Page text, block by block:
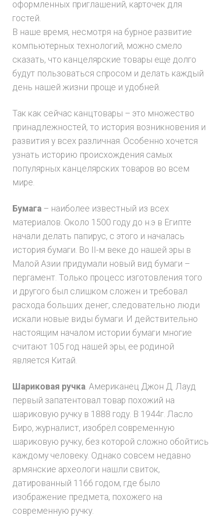
оформленных приглашений, карточек для
гостей.
В наше время, несмотря на бурное развитие
компьютерных технологий, можно смело
сказать, что канцелярские товары еще долго
будут пользоваться спросом и делать каждый
день нашей жизни проще и удобней.
Так как сейчас канцтовары – это множество
принадлежностей, то история возникновения и
развития у всех различная. Особенно хочется
узнать историю происхождения самых
популярных канцелярских товаров во всем
мире.
Бумага– наиболее известный из всех
материалов. Около 1500 году до н.э в Египте
начали делать папирус, с этого и началась
история бумаги. Во II-м веке до нашей эры в
Малой Азии придумали новый вид бумаги –
пергамент. Только процесс изготовления того
и другого был слишком сложен и требовал
расхода больших денег, следовательно люди
искали новые виды бумаги. И действительно
настоящим началом истории бумаги многие
считают 105 год нашей эры, ее родиной
является Китай.
Шариковая ручка. Американец Джон Д. Лауд
первый запатентовал товар похожий на
шариковую ручку в 1888 году. В 1944г. Ласло
Биро, журналист, изобрёл современную
шариковую ручку, без которой сложно обойтись
каждому человеку. Однако совсем недавно
армянские археологи нашли свиток,
датированный 1166 годом, где было
изображение предмета, похожего на
современную ручку.